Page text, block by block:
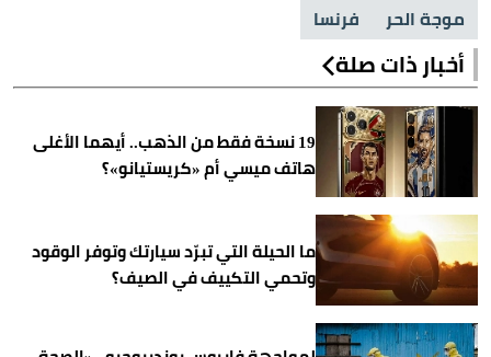
موجة الحر فرنسا
أخبار ذات صلة
19 نسخة فقط من الذهب.. أيهما الأغلى
هاتف ميسي أم «كريستيانو»؟
ما الحيلة التي تبرّد سيارتك وتوفر الوقود
وتحمي التكييف في الصيف؟